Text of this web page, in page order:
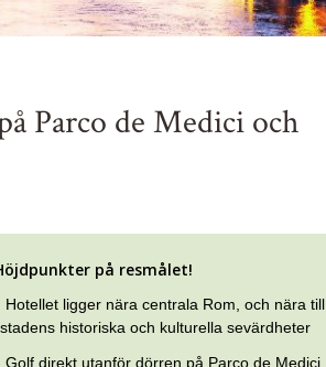
Parco de Medici och
på resmålet!
Hotellet ligger nära centrala Rom, och nära till
stadens historiska och kulturella sevärdheter
Golf direkt utanför dörren på Parco de Medici